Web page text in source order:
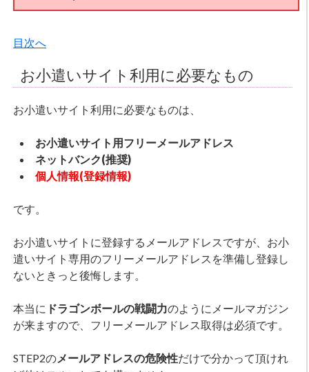
目次へ
お小遣いサイト利用に必要なもの
お小遣いサイト利用に必要なものは、
お小遣いサイト用フリーメールアドレス
ネットバンク(推奨)
個人情報(登録情報)
です。
お小遣いサイトに登録するメールアドレスですが、お小
遣いサイト専用のフリーメールアドレスを準備し登録し
ないときっと後悔します。
本当に ドラゴンボールの戦闘力のようにメールマガジン
が来ますので、フリーメールアドレス取得は必須です。
STEP2のメールアドレスの危険性だけで分かって頂けれ